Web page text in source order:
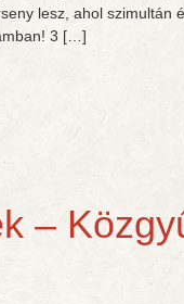
lesz, ahol szimultán
3 […]
–